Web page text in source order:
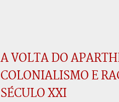
A VOLTA DO
COLONIALISMO E
SÉCULO XXI